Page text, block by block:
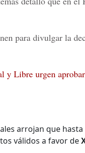
para divulgar la
y Libre urgen
arrojan que
válidos a favor de